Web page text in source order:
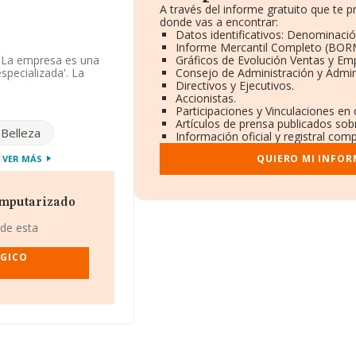
empresa es una
La
en
el ranking
las siguientes
S.LyClinica
puestos
compañías:
mejor que las
empresa ha caído
Belleza
VER MÁS
esta
A través del informe gratuito que te
donde vas a encontrar:
Datos identificativos:
Informe Mercantil Completo
Gráficos de Evolución Ventas y
Consejo de Administración y
Directivos y Ejecutivos.
Accionistas.
Participaciones y Vinculaciones
Artículos de prensa publicados
Información oficial y registral
QUIERO MI